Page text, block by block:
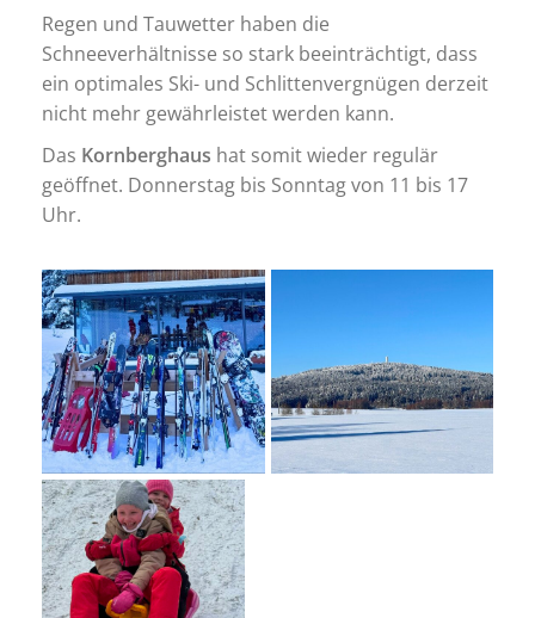
Regen und Tauwetter haben die
Schneeverhältnisse so stark beeinträchtigt, dass
ein optimales Ski- und Schlittenvergnügen derzeit
nicht mehr gewährleistet werden kann.
Das Kornberghaus hat somit wieder regulär
geöffnet. Donnerstag bis Sonntag von 11 bis 17
Uhr.